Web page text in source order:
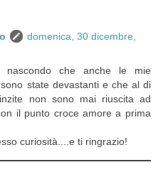
domenica, 30 dicembre,
che anche le mie
state devastanti e che al di
non sono mai riuscita ad
il punto croce amore a prima
curiosità....e ti ringrazio!